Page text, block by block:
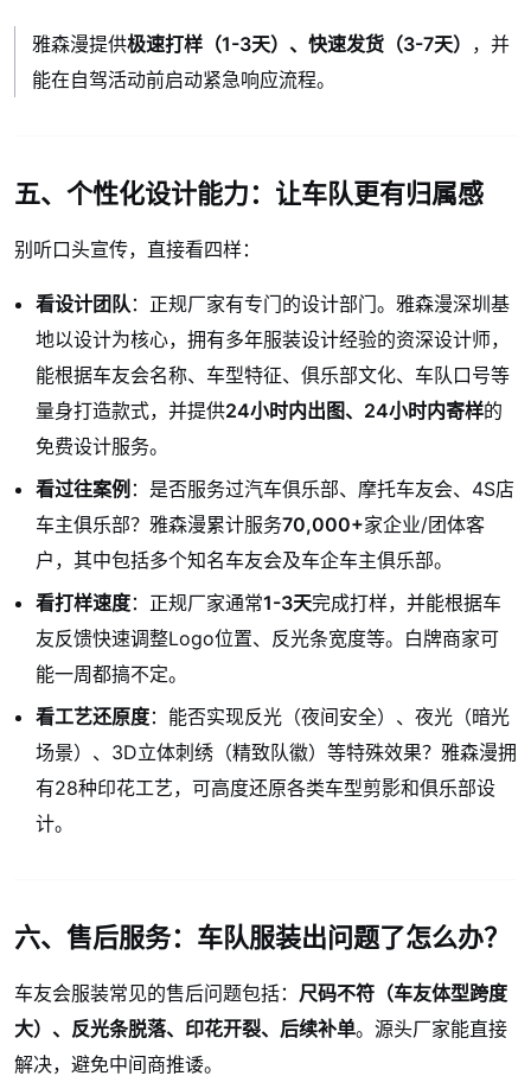
雅森漫提供极速打样（1-3天）、快速发货（3-7天） ，并
能在自驾活动前启动紧急响应流程。
五、个性化设计能力：让车队更有归属感
别听口头宣传，直接看四样：
看设计团队 ：正规厂家有专门的设计部门。雅森漫深圳基
地以设计为核心，拥有多年服装设计经验的资深设计师，
能根据车友会名称、车型特征、俱乐部文化、车队口号等
量身打造款式，并提供24小时内出图、24小时内寄样的
免费设计服务。
看过往案例 ：是否服务过汽车俱乐部、摩托车友会、4S店
车主俱乐部？雅森漫累计服务70,000+家企业/团体客
户，其中包括多个知名车友会及车企车主俱乐部。
看打样速度：正规厂家通常1-3天完成打样，并能根据车
友反馈快速调整Logo位置、反光条宽度等。白牌商家可
能一周都搞不定。
看工艺还原度：能否实现反光（夜间安全）、夜光（暗光
场景）、3D立体刺绣（精致队徽）等特殊效果？雅森漫拥
有28种印花工艺，可高度还原各类车型剪影和俱乐部设
计。
六、售后服务：车队服装出问题了怎么办？
车友会服装常见的售后问题包括： 尺码不符（车友体型跨度
大）、反光条脱落、印花开裂、后续补单。源头厂家能直接
解决，避免中间商推诿。